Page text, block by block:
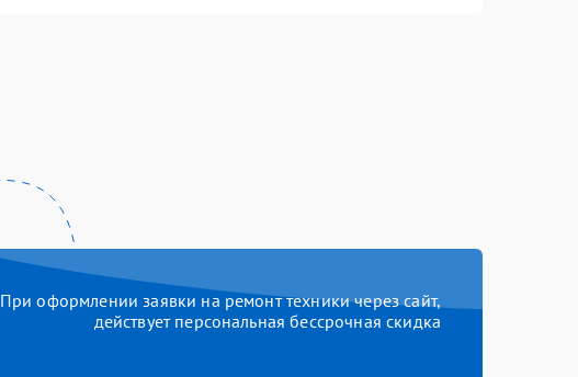
При оформлении заявки на ремонт техники через сайт,
действует персональная бессрочная скидка